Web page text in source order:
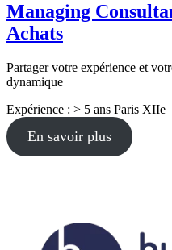
Managing
Achats
Partager votre expérience et
dynamique
Expérience : > 5 ans Paris XIIe
En savoir plus